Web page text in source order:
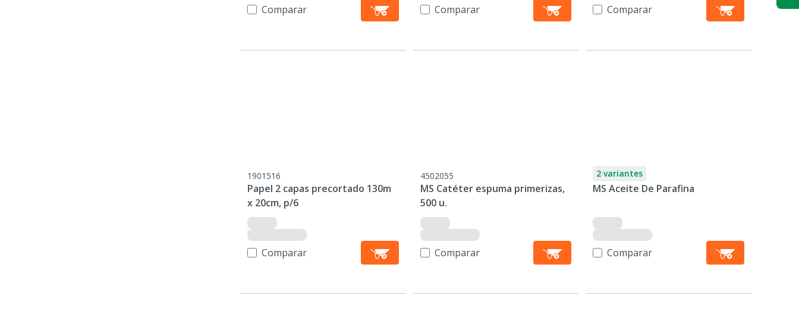
Comparar Comparar Comparar
1901516
Papel 2 capas precortado 130m
x 20cm, p/6
Comparar
4502055
MS Catéter espuma primerizas,
500 u.
Comparar
2 variantes
MS Aceite De Parafina
Comparar